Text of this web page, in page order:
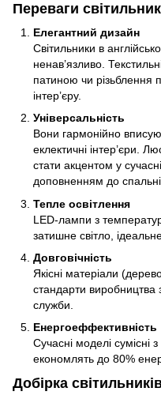
Переваги
Елегантний дизайн
Світильники в
ненав’язливо.
патиною чи різьблення
інтер’єру.
Універсальність
Вони гармонійно
еклектичні інтер’єри.
стати акцентом у
доповненням до спальні
Тепле освітлення
LED-лампи з
затишне світло,
Довговічність
Якісні матеріали
стандарти виробництва
служби.
Енергоеффективність
Сучасні моделі
економлять до 80%
Добірка